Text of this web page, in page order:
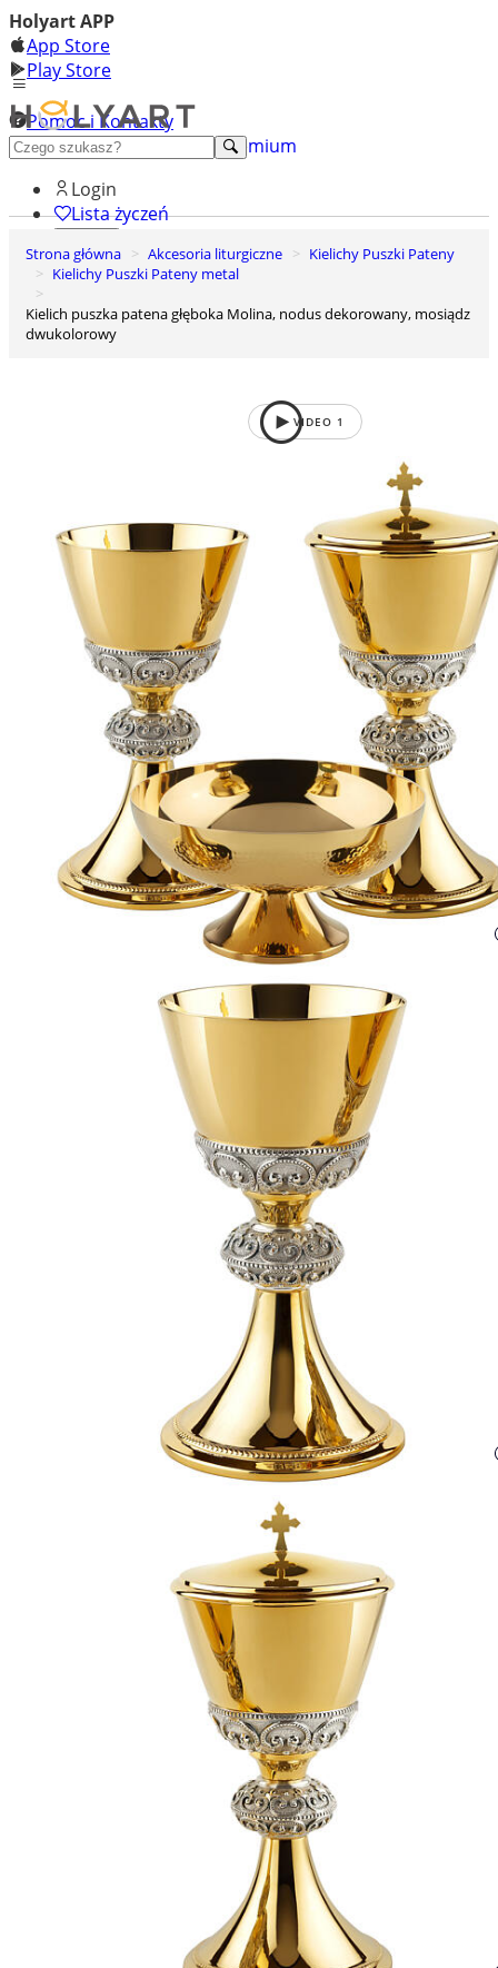
Holyart APP
App Store
Play Store
Pomoc i Kontakty
+48 222 922 860
Odkryj premium
Login
Lista życzeń
0
Koszyk
Strona główna Akcesoria liturgiczne
Kielichy Puszki Pateny
Kielichy Puszki Pateny metal
Kielich puszka patena głęboka Molina, nodus dekorowany, mosiądz
dwukolorowy
VIDEO 1